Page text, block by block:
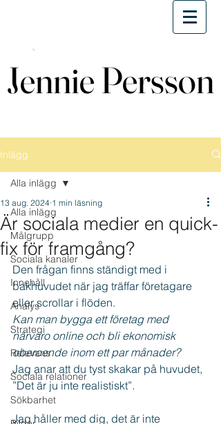
Jennie Persson
Jennie Persson
Inlägg
Alla inlägg
Målgrupp
Sociala kanaler
Innehåll
Analys
Strategi
Relevans
Sociala relationer
Sökbarhet
Alla inlägg
Är sociala medier en quick-
fix för framgång?
13 aug. 2024 1 min läsning
Den frågan finns ständigt med i
bakhuvudet när jag träffar företagare
eller scrollar i flöden.
Kan man bygga ett företag med
närvaro online och bli ekonomisk
oberoende inom ett par månader?
Jag anar att du tyst skakar på huvudet,
”Det är ju inte realistiskt”.
Jag håller med dig, det är inte